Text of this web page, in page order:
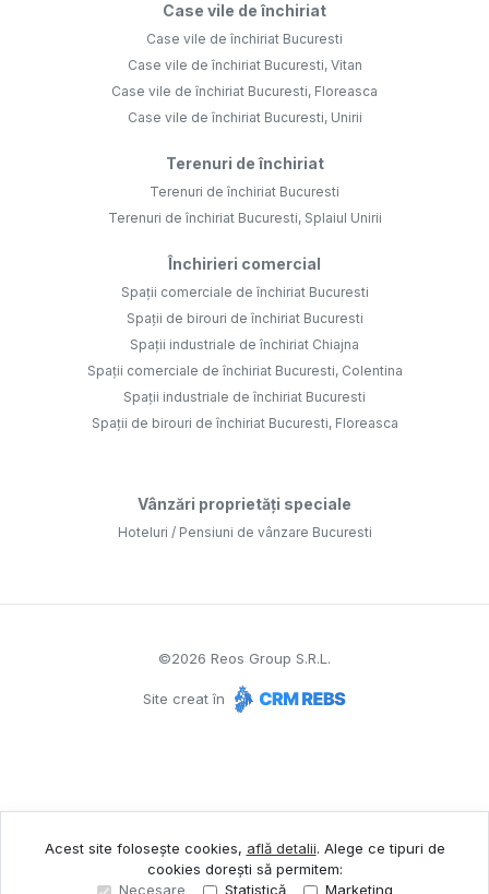
Case vile de închiriat
Case vile de închiriat Bucuresti
Case vile de închiriat Bucuresti, Vitan
Case vile de închiriat Bucuresti, Floreasca
Case vile de închiriat Bucuresti, Unirii
Terenuri de închiriat
Terenuri de închiriat Bucuresti
Terenuri de închiriat Bucuresti, Splaiul Unirii
Închirieri comercial
Spații comerciale de închiriat Bucuresti
Spații de birouri de închiriat Bucuresti
Spații industriale de închiriat Chiajna
Spații comerciale de închiriat Bucuresti, Colentina
Spații industriale de închiriat Bucuresti
Spații de birouri de închiriat Bucuresti, Floreasca
Vânzări proprietăți speciale
Hoteluri / Pensiuni de vânzare Bucuresti
©2026 Reos Group S.R.L.
Site creat în
Acest site folosește cookies, află detalii. Alege ce tipuri de
cookies dorești să permitem:
Necesare
Statistică Marketing